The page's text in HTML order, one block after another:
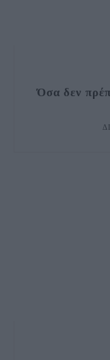
Όσα δεν